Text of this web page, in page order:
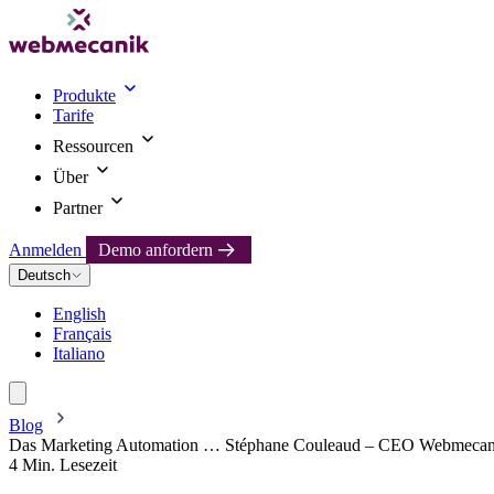
Produkte
Tarife
Ressourcen
Über
Partner
Anmelden Demo anfordern
Deutsch
English
Français
Italiano
Blog
Das Marketing Automation … Stéphane Couleaud – CEO
4 Min. Lesezeit